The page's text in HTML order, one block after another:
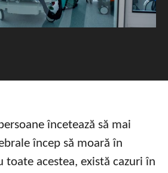
încetează să mai
încep să moară în
toate acestea, există cazuri în